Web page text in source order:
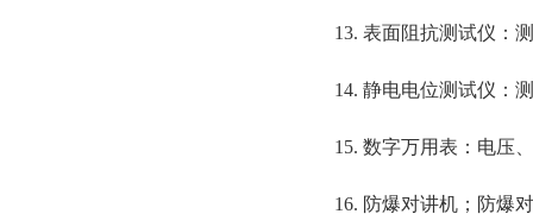
13. 表面阻抗测试仪：
14. 静电电位测试仪：
15. 数字万用表：电压
16. 防爆对讲机；防爆